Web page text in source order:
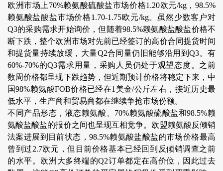
欧洲市场上70%赖氨酸硫酸盐市场价格1.20欧元/kg，98.5%
赖氨酸盐酸盐市场价格1.70-1.75欧元/kg。虽然少数客户对
Q3的采购需求开始询价，但随着98.5%赖氨酸盐酸盐价格不
断下跌，整个欧洲市场对先前已经签订的高价合同提货时间
和提货量持续放缓，大量Q2合同量仍旧能够沿用到Q3。有
60%-70%的Q3需求用量，采购人员仍处于观望态度。之前
数周价格都呈现下跌趋势，但近期预计价格将稳定下来，中
国98%赖氨酸FOB价格已经在1美金/公斤左右，接近历史最
低水平，生产商和贸易商都在继续争抢市场份额。
不同产品形态，液态赖氨酸、70%赖氨酸硫酸盐和98.5%赖
氨酸盐酸盐的报价之间也呈现互相竞争。欧盟赖氨酸反倾销
法案进展到目前状态，98.5%赖氨酸盐酸盐的市场价格最高
曾到过2.7欧元，但目前价格基本已经回到反倾销调查之前
的水平。欧洲大多终端的Q2订单都定在高价位，因此过去